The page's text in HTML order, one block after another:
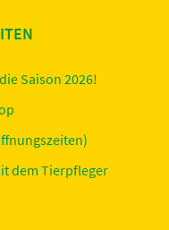
Saison 2026!
dem Tierpfleger